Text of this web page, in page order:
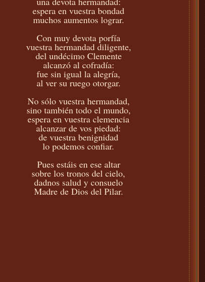
espera en vuestra bondad
muchos aumentos lograr.
Con muy devota porfía
vuestra hermandad diligente,
del undécimo Clemente
alcanzó al cofradía:
fue sin igual la alegría,
al ver su ruego otorgar.
No sólo vuestra hermandad,
sino también todo el mundo,
espera en vuestra clemencia
alcanzar de vos piedad:
de vuestra benignidad
lo podemos confiar.
Pues estáis en ese altar
sobre los tronos del cielo,
dadnos salud y consuelo
Madre de Dios del Pilar.